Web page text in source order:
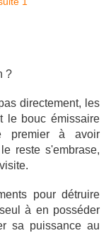
?
directement, les
le bouc émissaire
premier à avoir
reste s'embrase,
pour détruire
à en posséder
sa puissance au